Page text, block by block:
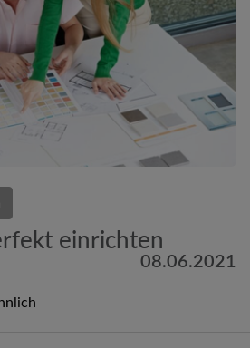
einrichten
08.06.2021